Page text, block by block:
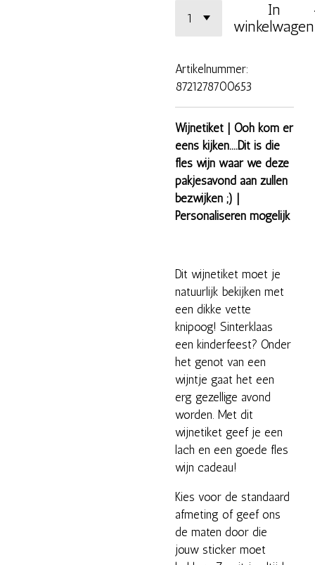
In
winkelwagen
Artikelnummer:
8721278700653
Wijnetiket | Ooh kom er
eens kijken....Dit is die
fles wijn waar we deze
pakjesavond aan zullen
bezwijken ;) |
Personaliseren mogelijk
Dit wijnetiket moet je
natuurlijk bekijken met
een dikke vette
knipoog! Sinterklaas
een kinderfeest? Onder
het genot van een
wijntje gaat het een
erg gezellige avond
worden. Met dit
wijnetiket geef je een
lach en een goede fles
wijn cadeau!
Kies voor de standaard
afmeting of geef ons
de maten door die
jouw sticker moet